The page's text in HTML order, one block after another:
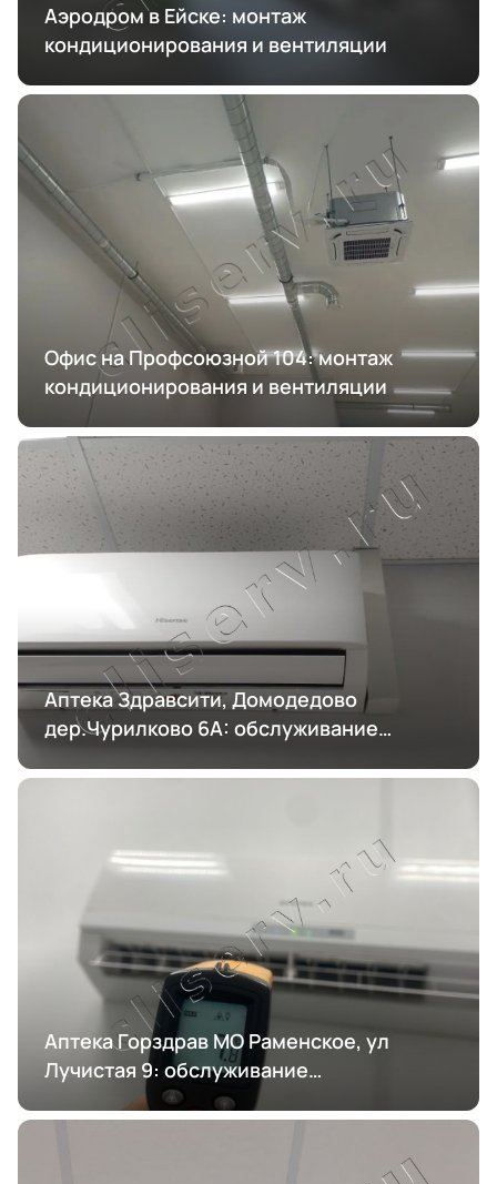
Аэродром в Ейске: монтаж
кондиционирования и вентиляции
Офис на Профсоюзной 104: монтаж
кондиционирования и вентиляции
Аптека Здравсити, Домодедово
дер.Чурилково 6А: обслуживание
Аптека Горздрав МО Раменское, ул
Лучистая 9: обслуживание
кондиционирования